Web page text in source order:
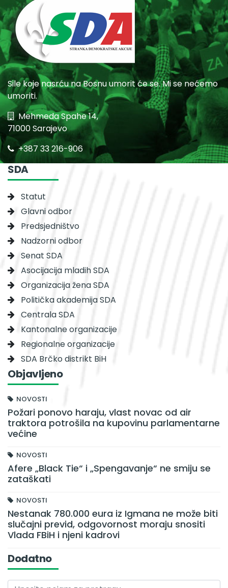
Sile koje nasrću na Bosnu umorit će se. Mi se nećemo
umoriti.
Mehmeda Spahe 14,
71000 Sarajevo
+387 33 216-906
SDA
Statut
Glavni odbor
Predsjedništvo
Nadzorni odbor
Senat SDA
Asocijacija mladih SDA
Organizacija žena SDA
Politička akademija SDA
Centrala SDA
Kantonalne organizacije
Regionalne organizacije
SDA Brčko distrikt BiH
Objavljeno
NOVOSTI
Požari ponovo haraju, vlast novac od air
traktora potrošila na kupovinu parlamentarne
većine
NOVOSTI
Afere „Black Tie“ i „Spengavanje“ ne smiju se
zataškati
NOVOSTI
Nestanak 780.000 eura iz Igmana ne može biti
slučajni previd, odgovornost moraju snositi
Vlada FBiH i njeni kadrovi
Dodatno